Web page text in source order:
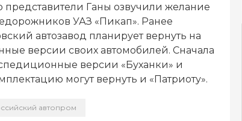
представители Ганы озвучили желание
УАЗ «Пикап». Ранее
автозавод планирует вернуть на
версии своих автомобилей. Сначала
версии «Буханки» и
могут вернуть и «Патриоту».
автопром